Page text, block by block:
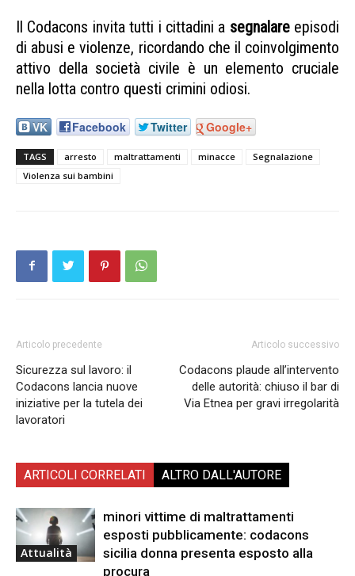
Il Codacons invita tutti i cittadini a segnalareepisodi
di abusi e violenze, ricordando che il coinvolgimento
attivo della società civile è un elemento cruciale
nella lotta contro questi crimini odiosi.
VK Facebook Twitter Google+
TAGS arresto maltrattamenti minacce
Segnalazione
Violenza sui bambini
Articolo precedente
Sicurezza sul lavoro: il
Codacons lancia nuove
iniziative per la tutela dei
lavoratori
Articolo successivo
Codacons plaude all’intervento
delle autorità: chiuso il bar di
Via Etnea per gravi irregolarità
ARTICOLI CORRELATI ALTRO DALL'AUTORE
Attualità
minori vittime di maltrattamenti
esposti pubblicamente: codacons
sicilia donna presenta esposto alla
procura